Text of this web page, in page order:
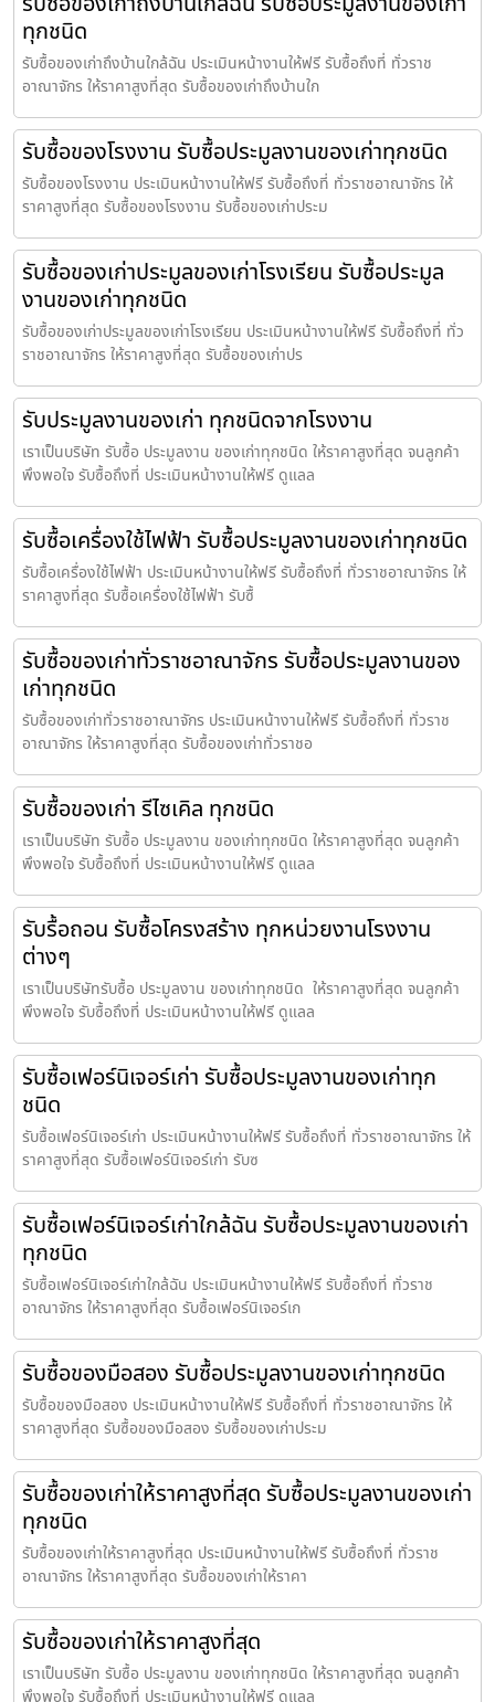
ทุกชนิด
รับซื้อของเก่าถึงบ้านใกล้ฉัน ประเมินหน้างานให้ฟรี รับซื้อถึงที่ ทั่วราช
อาณาจักร ให้ราคาสูงที่สุด รับซื้อของเก่าถึงบ้านใก
รับซื้อของโรงงาน รับซื้อประมูลงานของเก่าทุกชนิด
รับซื้อของโรงงาน ประเมินหน้างานให้ฟรี รับซื้อถึงที่ ทั่วราชอาณาจักร ให้
ราคาสูงที่สุด รับซื้อของโรงงาน รับซื้อของเก่าประม
รับซื้อของเก่าประมูลของเก่าโรงเรียน รับซื้อประมูล
งานของเก่าทุกชนิด
รับซื้อของเก่าประมูลของเก่าโรงเรียน ประเมินหน้างานให้ฟรี รับซื้อถึงที่ ทั่ว
ราชอาณาจักร ให้ราคาสูงที่สุด รับซื้อของเก่าปร
รับประมูลงานของเก่า ทุกชนิดจากโรงงาน
เราเป็นบริษัท รับซื้อ ประมูลงาน ของเก่าทุกชนิด ให้ราคาสูงที่สุด จนลูกค้า
พึงพอใจ รับซื้อถึงที่ ประเมินหน้างานให้ฟรี ดูแลล
รับซื้อเครื่องใช้ไฟฟ้า รับซื้อประมูลงานของเก่าทุกชนิด
รับซื้อเครื่องใช้ไฟฟ้า ประเมินหน้างานให้ฟรี รับซื้อถึงที่ ทั่วราชอาณาจักร ให้
ราคาสูงที่สุด รับซื้อเครื่องใช้ไฟฟ้า รับซื้
รับซื้อของเก่าทั่วราชอาณาจักร รับซื้อประมูลงานของ
เก่าทุกชนิด
รับซื้อของเก่าทั่วราชอาณาจักร ประเมินหน้างานให้ฟรี รับซื้อถึงที่ ทั่วราช
อาณาจักร ให้ราคาสูงที่สุด รับซื้อของเก่าทั่วราชอ
รับซื้อของเก่า รีไซเคิล ทุกชนิด
เราเป็นบริษัท รับซื้อ ประมูลงาน ของเก่าทุกชนิด ให้ราคาสูงที่สุด จนลูกค้า
พึงพอใจ รับซื้อถึงที่ ประเมินหน้างานให้ฟรี ดูแลล
รับรื้อถอน รับซื้อโครงสร้าง ทุกหน่วยงานโรงงาน
ต่างๆ
เราเป็นบริษัทรับซื้อ ประมูลงาน ของเก่าทุกชนิด ให้ราคาสูงที่สุด จนลูกค้า
พึงพอใจ รับซื้อถึงที่ ประเมินหน้างานให้ฟรี ดูแลล
รับซื้อเฟอร์นิเจอร์เก่า รับซื้อประมูลงานของเก่าทุก
ชนิด
รับซื้อเฟอร์นิเจอร์เก่า ประเมินหน้างานให้ฟรี รับซื้อถึงที่ ทั่วราชอาณาจักร ให้
ราคาสูงที่สุด รับซื้อเฟอร์นิเจอร์เก่า รับซ
รับซื้อเฟอร์นิเจอร์เก่าใกล้ฉัน รับซื้อประมูลงานของเก่า
ทุกชนิด
รับซื้อเฟอร์นิเจอร์เก่าใกล้ฉัน ประเมินหน้างานให้ฟรี รับซื้อถึงที่ ทั่วราช
อาณาจักร ให้ราคาสูงที่สุด รับซื้อเฟอร์นิเจอร์เก
รับซื้อของมือสอง รับซื้อประมูลงานของเก่าทุกชนิด
รับซื้อของมือสอง ประเมินหน้างานให้ฟรี รับซื้อถึงที่ ทั่วราชอาณาจักร ให้
ราคาสูงที่สุด รับซื้อของมือสอง รับซื้อของเก่าประม
รับซื้อของเก่าให้ราคาสูงที่สุด รับซื้อประมูลงานของเก่า
ทุกชนิด
รับซื้อของเก่าให้ราคาสูงที่สุด ประเมินหน้างานให้ฟรี รับซื้อถึงที่ ทั่วราช
อาณาจักร ให้ราคาสูงที่สุด รับซื้อของเก่าให้ราคา
รับซื้อของเก่าให้ราคาสูงที่สุด
เราเป็นบริษัท รับซื้อ ประมูลงาน ของเก่าทุกชนิด ให้ราคาสูงที่สุด จนลูกค้า